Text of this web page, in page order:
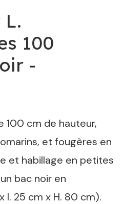
100
-
100 cm de hauteur,
et fougères en
et habillage en petites
bac noir en
l. 25 cm x H. 80 cm).